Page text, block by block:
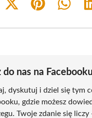
Share
(Twitter)
Share
Share
do nas na
dyskutuj i dziel się tym
gdzie możesz
Twoje zdanie się